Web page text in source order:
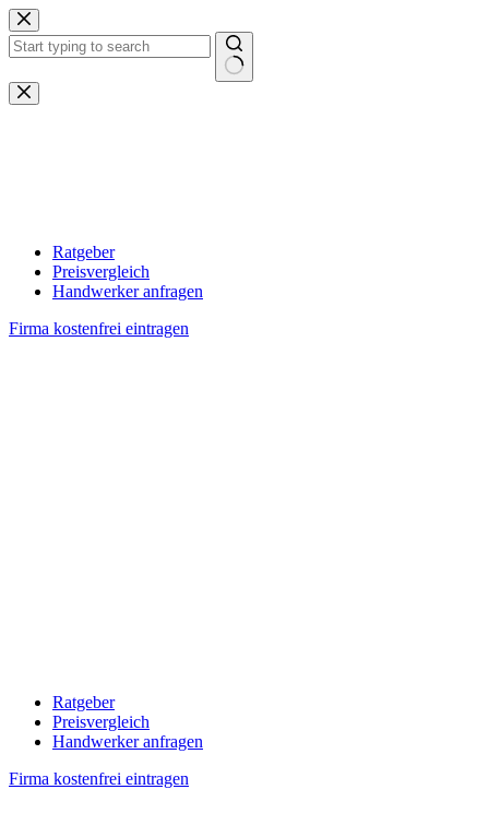
Zum
Inhalt
springen
Keine
Ergebnisse
Ratgeber
Preisvergleich
Handwerker anfragen
Firma kostenfrei eintragen
Ratgeber
Preisvergleich
Handwerker anfragen
Firma kostenfrei eintragen